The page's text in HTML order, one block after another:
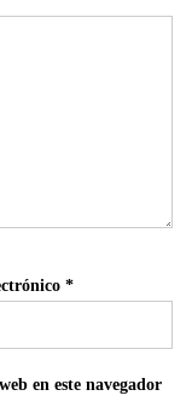
*
en este navegador